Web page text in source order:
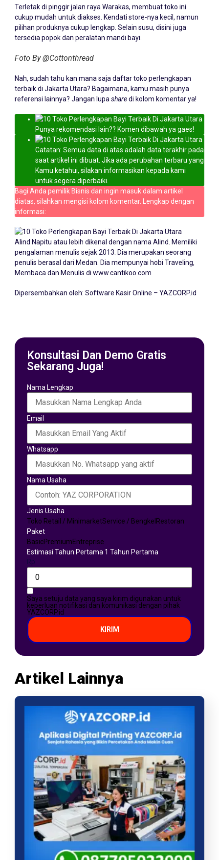
Terletak di pinggir jalan raya Warakas, membuat toko ini
cukup mudah untuk diakses. Kendati store-nya kecil, namun
pilihan produknya cukup lengkap. Selain susu, disini juga
tersedia popok dan peralatan mandi bayi.
Foto By @Cottonthread
Nah, sudah tahu kan mana saja daftar toko perlengkapan
terbaik di Jakarta Utara? Bagaimana, kamu masih punya
referensi lainnya? Jangan lupa sharedi kolom komentar ya!
Punya rekomendasi lain?? Komen dibawah ya gaes!
Catatan: Semua data di atas adalah data terakhir pada
saat artikel ini dibuat. Jika ada perubahan terbaru yang
Kamu ketahui, silakan informasikan kepada kami
untuk segera diperbaiki.
Bagi Anda pemilik Bisnis dan ingin masuk dalam artikel
diatas, silahkan mengisi kolom komentar. Lengkap dengan
informasi:
Alind Napitu atau lebih dikenal dengan nama Alind. Memiliki
pengalaman menulis sejak 2013. Dia merupakan seorang
penulis berasal dari Medan. Dia mempunyai hobi Traveling,
Membaca dan Menulis di www.cantikoo.com
Dipersembahkan oleh: Software Kasir Online – YAZCORP.id
Konsultasi Dan Demo Gratis
Sekarang Juga!
Nama Lengkap
Email
Whatsapp
Nama Usaha
Jenis Usaha
Toko Retail / MinimarketService / Bengkel Restoran
Paket
BasicPremiumEntreprise
Estimasi Tahun Pertama 1 Tahun Pertama
Rp
Saya setuju data yang saya kirim digunakan untuk
keperluan notifikasi dan komunikasi dengan pihak
YAZCORP.id
KIRIM
Artikel Lainnya